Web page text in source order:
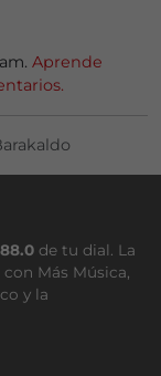
Aprende
88.0 de tu dial. La
Más Música,
y la